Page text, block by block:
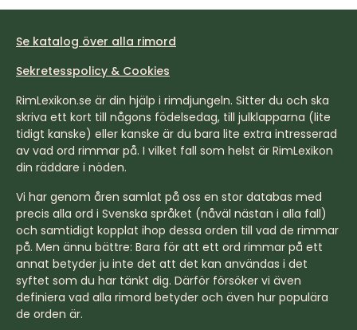
Se katalog över alla rimord
Sekretesspolicy & Cookies
RimLexikon.se är din hjälp i rimdjungeln. Sitter du och ska
skriva ett kort till någons födelsedag, till julklapparna (lite
tidigt kanske) eller kanske är du bara lite extra intresserad
av vad ord rimmar på. I vilket fall som helst är RimLexikon
din räddare i nöden.
Vi har genom åren samlat på oss en stor databas med
precis alla ord i Svenska språket (nåväl nästan i alla fall)
och samtidigt kopplat ihop dessa orden till vad de rimmar
på. Men ännu bättre: Bara för att ett ord rimmar på ett
annat betyder ju inte det att det kan användas i det
syftet som du har tänkt dig. Därför försöker vi även
definiera vad alla rimord betyder och även hur populära
de orden är.